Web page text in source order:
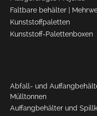
Faltbare behälter
Kunststoffpaletten
Kunststoff-Palettenboxen
Abfall- und
Mülltonnen
Auffangbehälter und